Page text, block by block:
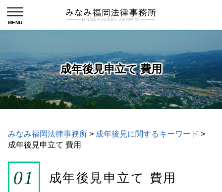
成年後見申立て 費用
みなみ福岡法律事務所 > 成年後見に関するキーワード >
成年後見申立て 費用
成年後見申立て 費用